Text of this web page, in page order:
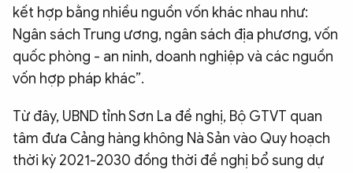
kết hợp bằng nhiều nguồn vốn khác nhau như:
Ngân sách Trung ương, ngân sách địa phương, vốn
quốc phòng - an ninh, doanh nghiệp và các nguồn
vốn hợp pháp khác”.
Từ đây, UBND tỉnh Sơn La đề nghị, Bộ GTVT quan
tâm đưa Cảng hàng không Nà Sản vào Quy hoạch
thời kỳ 2021-2030 đồng thời đề nghị bổ sung dự